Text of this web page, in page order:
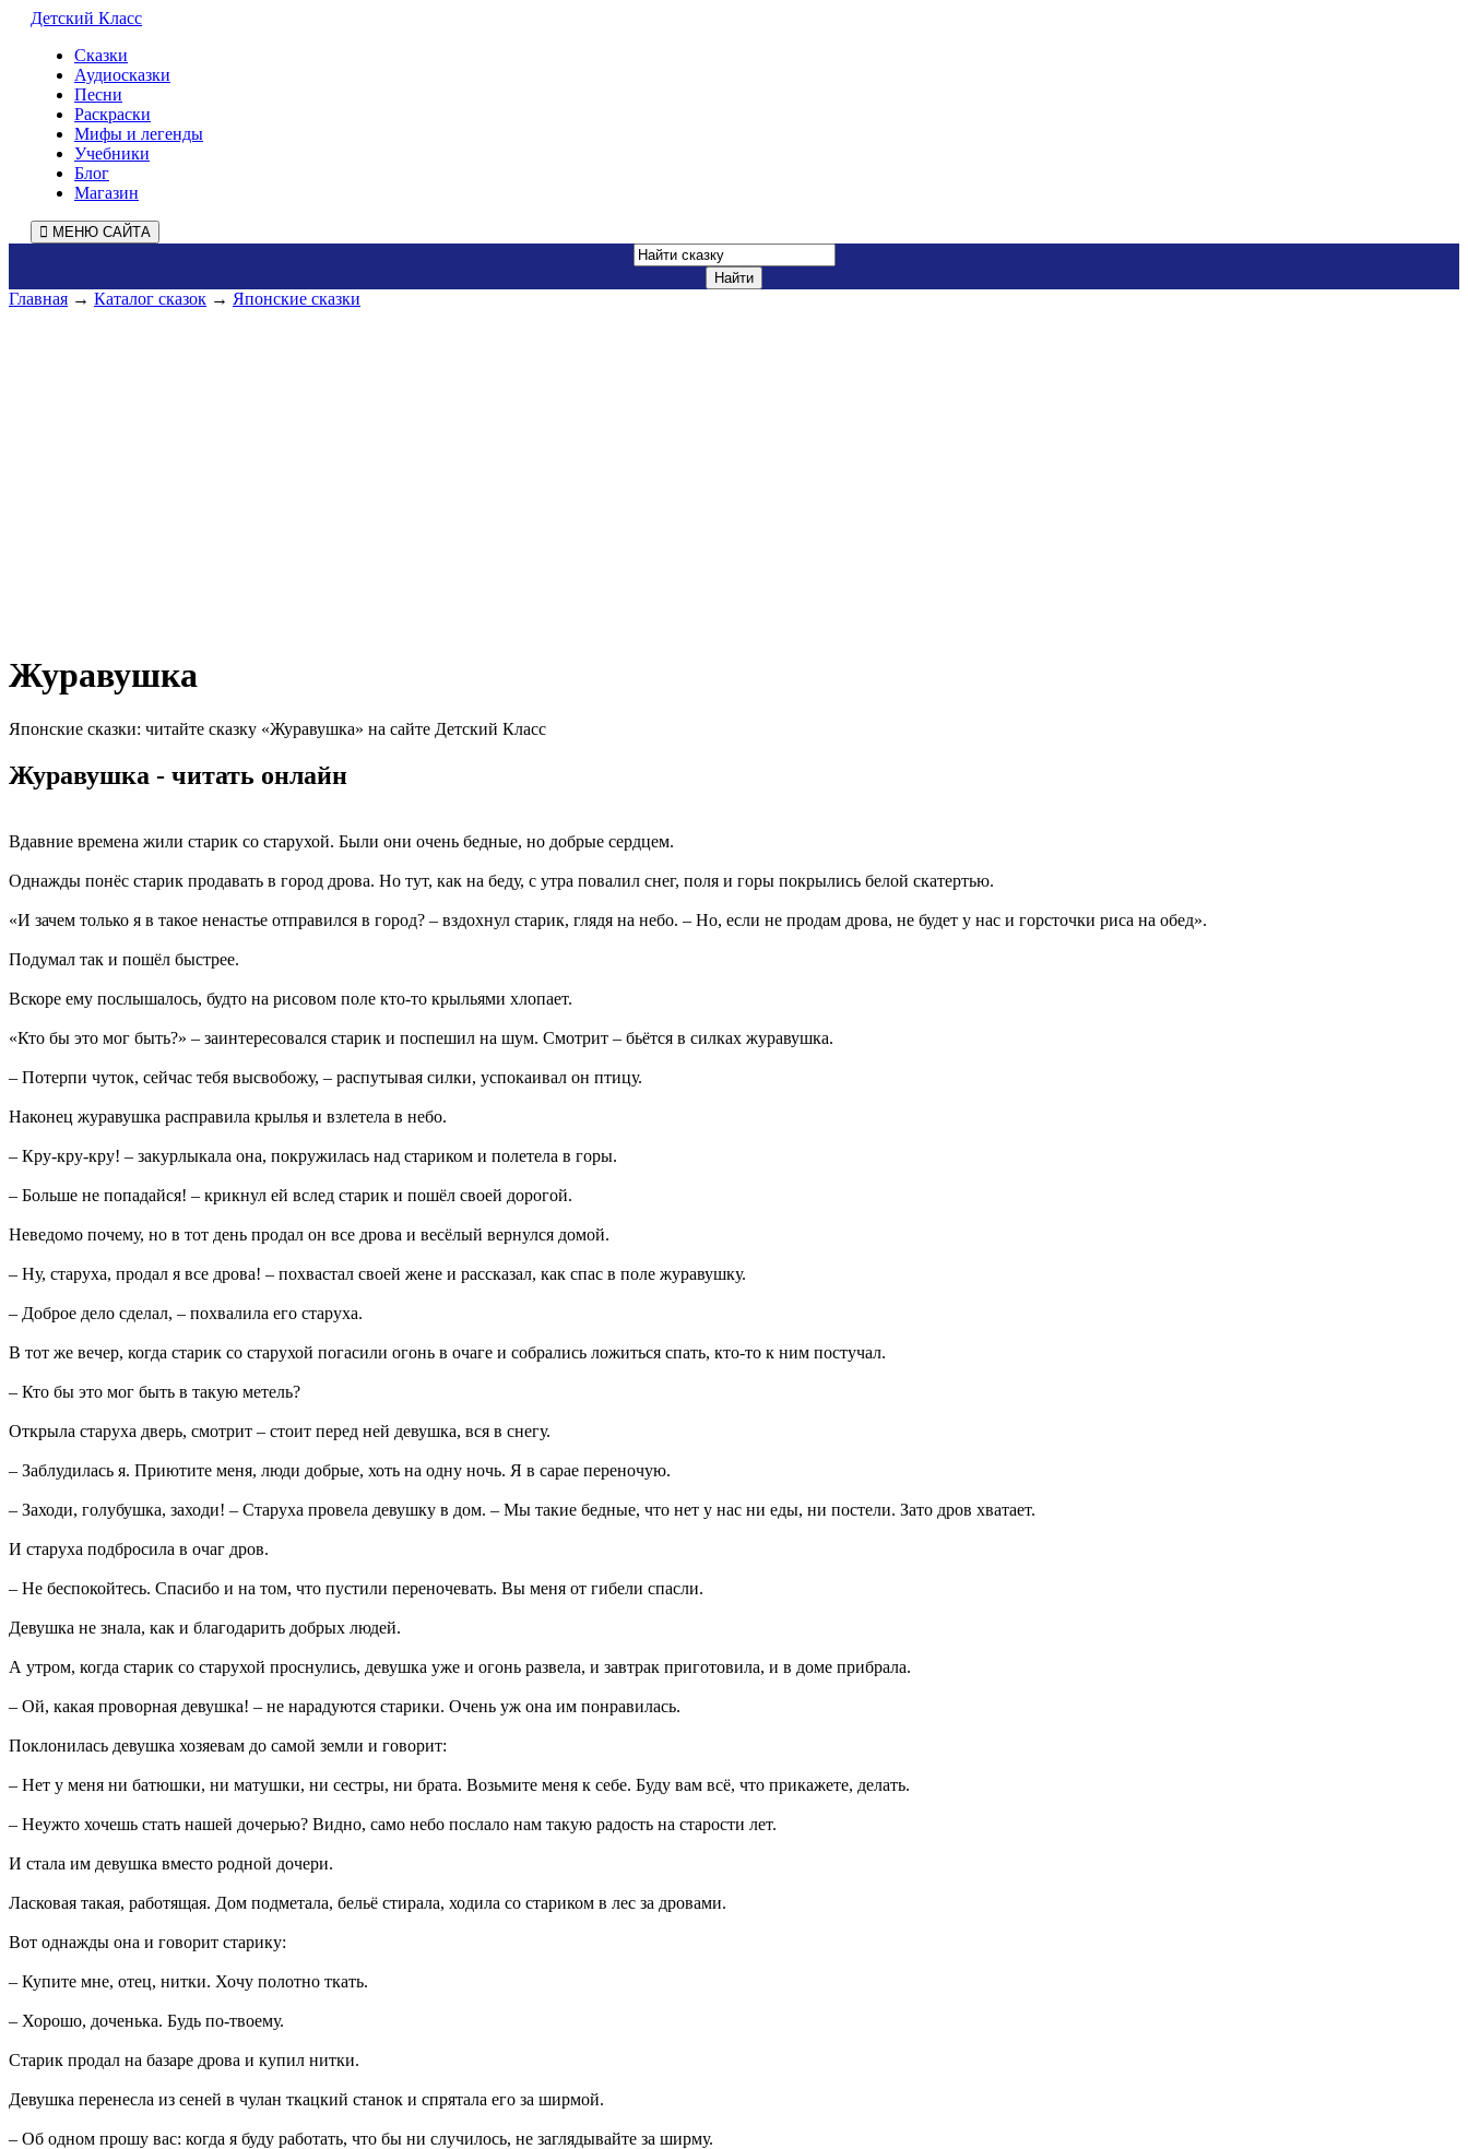
Детский Класс
Сказки
Аудиосказки
Песни
Раскраски
Мифы и легенды
Учебники
Блог
Магазин
МЕНЮ САЙТА
Главная → Каталог сказок → Японские сказки
Журавушка
Японские сказки: читайте сказку «Журавушка» на сайте Детский Класс
Журавушка - читать онлайн
Вдавние времена жили старик со старухой. Были они очень бедные, но добрые сердцем.
Однажды понёс старик продавать в город дрова. Но тут, как на беду, с утра повалил снег, поля и горы покрылись белой скатертью.
«И зачем только я в такое ненастье отправился в город? – вздохнул старик, глядя на небо. – Но, если не продам дрова, не будет у нас и горсточки риса на обед».
Подумал так и пошёл быстрее.
Вскоре ему послышалось, будто на рисовом поле кто-то крыльями хлопает.
«Кто бы это мог быть?» – заинтересовался старик и поспешил на шум. Смотрит – бьётся в силках журавушка.
– Потерпи чуток, сейчас тебя высвобожу, – распутывая силки, успокаивал он птицу.
Наконец журавушка расправила крылья и взлетела в небо.
– Кру-кру-кру! – закурлыкала она, покружилась над стариком и полетела в горы.
– Больше не попадайся! – крикнул ей вслед старик и пошёл своей дорогой.
Неведомо почему, но в тот день продал он все дрова и весёлый вернулся домой.
– Ну, старуха, продал я все дрова! – похвастал своей жене и рассказал, как спас в поле журавушку.
– Доброе дело сделал, – похвалила его старуха.
В тот же вечер, когда старик со старухой погасили огонь в очаге и собрались ложиться спать, кто-то к ним постучал.
– Кто бы это мог быть в такую метель?
Открыла старуха дверь, смотрит – стоит перед ней девушка, вся в снегу.
– Заблудилась я. Приютите меня, люди добрые, хоть на одну ночь. Я в сарае переночую.
– Заходи, голубушка, заходи! – Старуха провела девушку в дом. – Мы такие бедные, что нет у нас ни еды, ни постели. Зато дров хватает.
И старуха подбросила в очаг дров.
– Не беспокойтесь. Спасибо и на том, что пустили переночевать. Вы меня от гибели спасли.
Девушка не знала, как и благодарить добрых людей.
А утром, когда старик со старухой проснулись, девушка уже и огонь развела, и завтрак приготовила, и в доме прибрала.
– Ой, какая проворная девушка! – не нарадуются старики. Очень уж она им понравилась.
Поклонилась девушка хозяевам до самой земли и говорит:
– Нет у меня ни батюшки, ни матушки, ни сестры, ни брата. Возьмите меня к себе. Буду вам всё, что прикажете, делать.
– Неужто хочешь стать нашей дочерью? Видно, само небо послало нам такую радость на старости лет.
И стала им девушка вместо родной дочери.
Ласковая такая, работящая. Дом подметала, бельё стирала, ходила со стариком в лес за дровами.
Вот однажды она и говорит старику:
– Купите мне, отец, нитки. Хочу полотно ткать.
– Хорошо, доченька. Будь по-твоему.
Старик продал на базаре дрова и купил нитки.
Девушка перенесла из сеней в чулан ткацкий станок и спрятала его за ширмой.
– Об одном прошу вас: когда я буду работать, что бы ни случилось, не заглядывайте за ширму.